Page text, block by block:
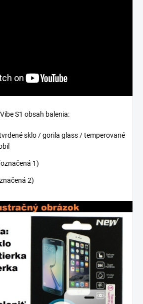
S1 obsah balenia:
sklo / gorila glass / temperované
1)
2)